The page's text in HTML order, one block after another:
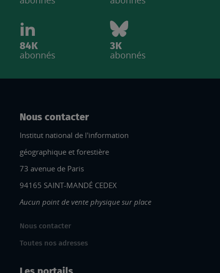
84K
abonnés
3K
abonnés
Nous contacter
Institut national de l'information
géographique et forestière
73 avenue de Paris
94165 SAINT-MANDÉ CEDEX
Aucun point de vente physique sur place
Nous contacter
Toutes nos adresses